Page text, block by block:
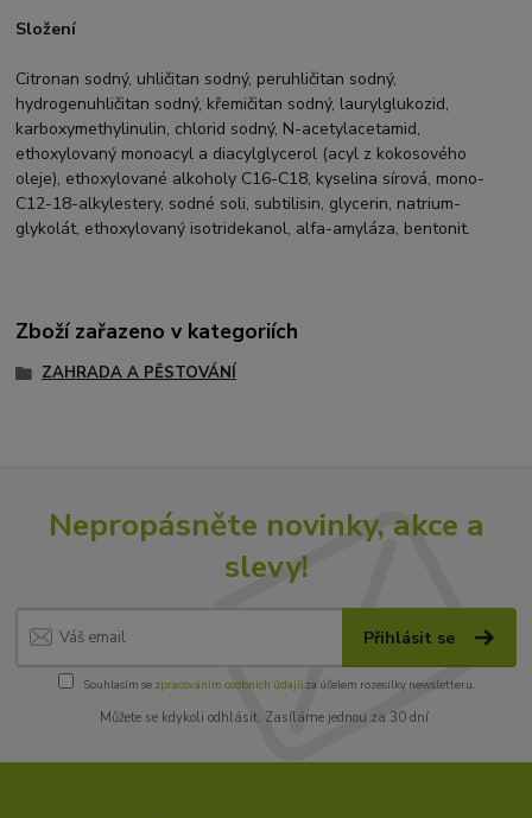
Složení
Citronan sodný, uhličitan sodný, peruhličitan sodný,
hydrogenuhličitan sodný, křemičitan sodný, laurylglukozid,
karboxymethylinulin, chlorid sodný, N-acetylacetamid,
ethoxylovaný monoacyl a diacylglycerol (acyl z kokosového
oleje), ethoxylované alkoholy C16-C18, kyselina sírová, mono-
C12-18-alkylestery, sodné soli, subtilisin, glycerin, natrium-
glykolát, ethoxylovaný isotridekanol, alfa-amyláza, bentonit.
Zboží zařazeno v kategoriích
ZAHRADA A PĚSTOVÁNÍ
Nepropásněte novinky, akce a
slevy!
Přihlásit se
Souhlasím se zpracováním osobních údajůza účelem rozesílky newsletteru.
Můžete se kdykoli odhlásit. Zasíláme jednou za 30 dní.